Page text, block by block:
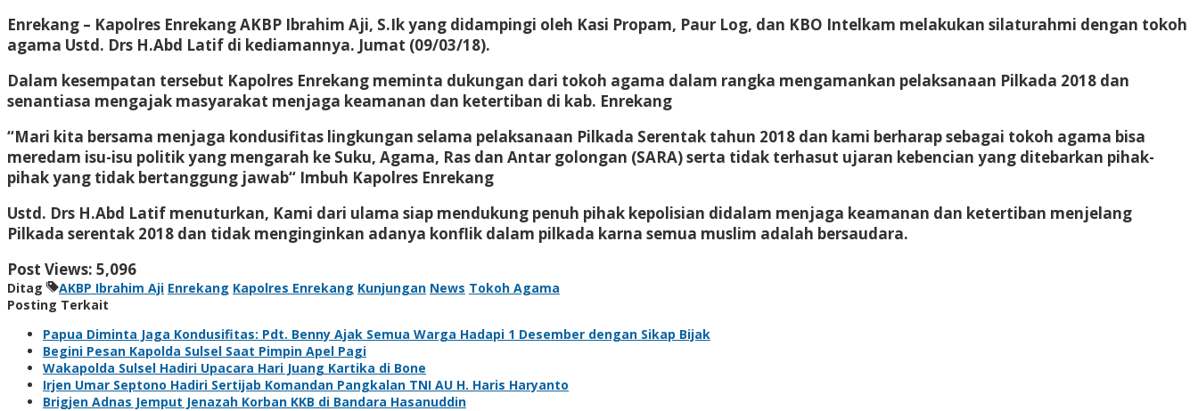
Enrekang – Kapolres Enrekang AKBP Ibrahim Aji, S.Ik yang didampingi oleh Kasi Propam, Paur Log, dan KBO Intelkam melakukan silaturahmi dengan tokoh
agama Ustd. Drs H.Abd Latif di kediamannya. Jumat (09/03/18).
Dalam kesempatan tersebut Kapolres Enrekang meminta dukungan dari tokoh agama dalam rangka mengamankan pelaksanaan Pilkada 2018 dan
senantiasa mengajak masyarakat menjaga keamanan dan ketertiban di kab. Enrekang
“Mari kita bersama menjaga kondusifitas lingkungan selama pelaksanaan Pilkada Serentak tahun 2018 dan kami berharap sebagai tokoh agama bisa
meredam isu-isu politik yang mengarah ke Suku, Agama, Ras dan Antar golongan (SARA) serta tidak terhasut ujaran kebencian yang ditebarkan pihak-
pihak yang tidak bertanggung jawab“ Imbuh Kapolres Enrekang
Ustd. Drs H.Abd Latif menuturkan, Kami dari ulama siap mendukung penuh pihak kepolisian didalam menjaga keamanan dan ketertiban menjelang
Pilkada serentak 2018 dan tidak menginginkan adanya konflik dalam pilkada karna semua muslim adalah bersaudara.
Post Views: 5,096
Ditag AKBP Ibrahim Aji Enrekang Kapolres Enrekang Kunjungan News Tokoh Agama
Posting Terkait
Papua Diminta Jaga Kondusifitas: Pdt. Benny Ajak Semua Warga Hadapi 1 Desember dengan Sikap Bijak
Begini Pesan Kapolda Sulsel Saat Pimpin Apel Pagi
Wakapolda Sulsel Hadiri Upacara Hari Juang Kartika di Bone
Irjen Umar Septono Hadiri Sertijab Komandan Pangkalan TNI AU H. Haris Haryanto
Brigjen Adnas Jemput Jenazah Korban KKB di Bandara Hasanuddin